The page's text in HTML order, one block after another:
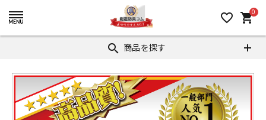
favorite_border 0
shopping_cart
search 商品を探す